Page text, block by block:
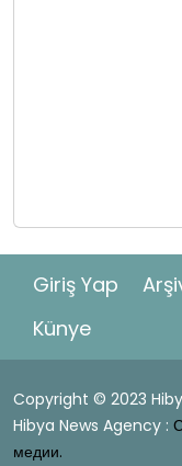
Giriş Yap
Künye
Copyright © 2023
Hibya News Agency :
медии.